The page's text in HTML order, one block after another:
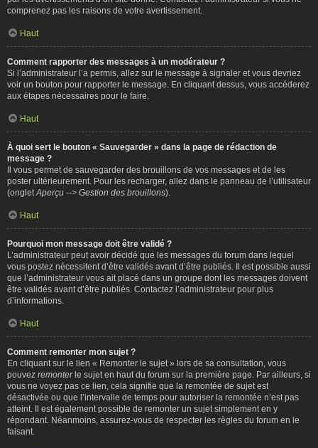
comprenez pas les raisons de votre avertissement.
Haut
Comment rapporter des messages à un modérateur ?
Si l’administrateur l’a permis, allez sur le message à signaler et vous devriez
voir un bouton pour rapporter le message. En cliquant dessus, vous accéderez
aux étapes nécessaires pour le faire.
Haut
À quoi sert le bouton « Sauvegarder » dans la page de rédaction de
message ?
Il vous permet de sauvegarder des brouillons de vos messages et de les
poster ultérieurement. Pour les recharger, allez dans le panneau de l’utilisateur
(onglet Aperçu --> Gestion des brouillons).
Haut
Pourquoi mon message doit être validé ?
L’administrateur peut avoir décidé que les messages du forum dans lequel
vous postez nécessitent d’être validés avant d’être publiés. Il est possible aussi
que l’administrateur vous ait placé dans un groupe dont les messages doivent
être validés avant d’être publiés. Contactez l’administrateur pour plus
d’informations.
Haut
Comment remonter mon sujet ?
En cliquant sur le lien « Remonter le sujet » lors de sa consultation, vous
pouvez remonterle sujet en haut du forum sur la première page. Par ailleurs, si
vous ne voyez pas ce lien, cela signifie que la remontée de sujet est
désactivée ou que l’intervalle de temps pour autoriser la remontée n’est pas
atteint. Il est également possible de remonter un sujet simplement en y
répondant. Néanmoins, assurez-vous de respecter les règles du forum en le
faisant.